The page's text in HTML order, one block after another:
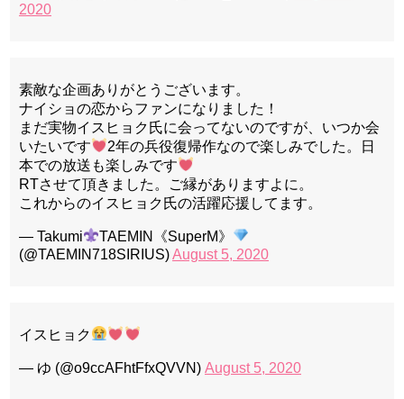
2020
素敵な企画ありがとうございます。
ナイショの恋からファンになりました！
まだ実物イスヒョク氏に会ってないのですが、いつか会
いたいです
2年の兵役復帰作なので楽しみでした。日
本での放送も楽しみです
RTさせて頂きました。ご縁がありますよに。
これからのイスヒョク氏の活躍応援してます。
— Takumi
TAEMIN《SuperM》
(@TAEMIN718SIRIUS)August 5, 2020
イスヒョク
— ゆ (@o9ccAFhtFfxQVVN) August 5, 2020